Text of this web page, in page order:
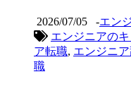
2026/07/05 -エン
エンジニアの
ア転職, エンジニ
職